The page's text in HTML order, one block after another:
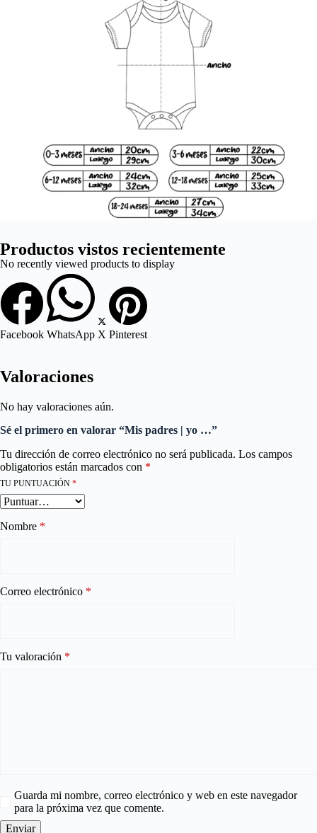
Productos vistos recientemente
No recently viewed products to display
Facebook WhatsApp X Pinterest
Valoraciones
No hay valoraciones aún.
Sé el primero en valorar “Mis padres | yo …”
Tu dirección de correo electrónico no será publicada. Los campos
obligatorios están marcados con *
TU PUNTUACIÓN *
Nombre *
Correo electrónico *
Tu valoración *
Guarda mi nombre, correo electrónico y web en este navegador
para la próxima vez que comente.
Enviar